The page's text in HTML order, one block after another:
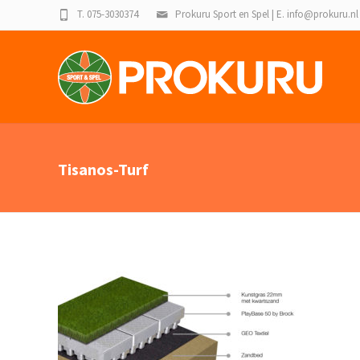
Prokuru Sport en Spel | E. info@prokuru.nl
T. 075-3030374
Tisanos-Turf